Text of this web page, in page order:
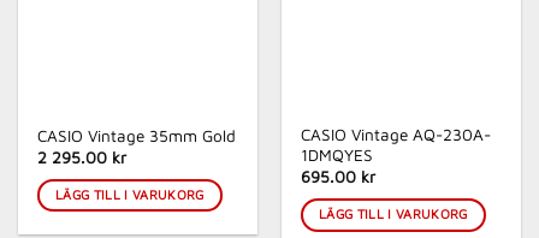
CASIO Vintage 35mm Gold
2 295.00 kr
LÄGG TILL I VARUKORG
CASIO Vintage AQ-230A-
1DMQYES
695.00 kr
LÄGG TILL I VARUKORG